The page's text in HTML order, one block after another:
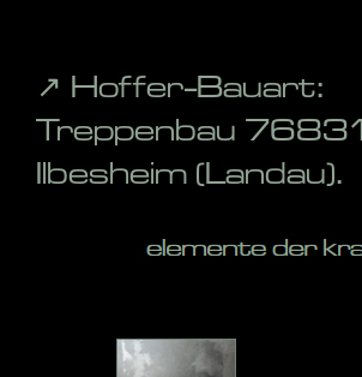
↗️ Hoffer-Bauart:
Treppenbau 76831
Ilbesheim (Landau).